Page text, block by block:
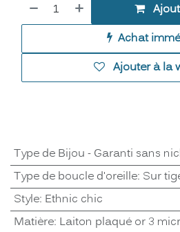
Achat
Ajouter à la
Type de Bijou - Garanti sans
Type de boucle d'oreille: Sur
Style: Ethnic chic
Matière: Laiton plaqué or 3